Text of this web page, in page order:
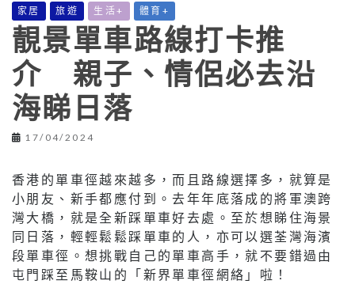
家居 旅遊 生活+ 體育+
靚景單車路線打卡推
介 親子、情侶必去沿
海睇日落
17/04/2024
香港的單車徑越來越多，而且路線選擇多，就算是
小朋友、新手都應付到。去年年底落成的將軍澳跨
灣大橋，就是全新踩單車好去處。至於想睇住海景
同日落，輕輕鬆鬆踩單車的人，亦可以選荃灣海濱
段單車徑。想挑戰自己的單車高手，就不要錯過由
屯門踩至馬鞍山的「新界單車徑網絡」啦！